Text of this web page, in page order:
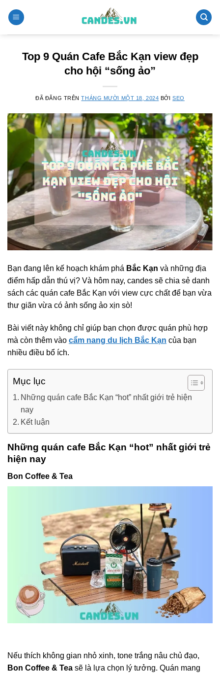
đến
Top 9 Quán Cafe Bắc Kạn view đẹp
cho hội “sống ảo”
ĐÃ ĐĂNG TRÊNTHÁNG MƯỜI MỘT 18, 2024 BỞISEO
Bạn đang lên kế hoạch khám phá Bắc Kạn và những địa
điểm hấp dẫn thú vị? Và hôm nay, candes sẽ chia sẻ danh
sách các quán cafe Bắc Kạn với view cực chất để bạn vừa
thư giãn vừa có ảnh sống ảo xịn sò!
Bài viết này không chỉ giúp bạn chọn được quán phù hợp
mà còn thêm vào cẩm nang du lịch Bắc Kạn của bạn
nhiều điều bổ ích.
Mục lục
Những quán cafe Bắc Kạn “hot” nhất giới trẻ hiện
nay
Kết luận
Những quán cafe Bắc Kạn “hot” nhất giới trẻ
hiện nay
Bon Coffee & Tea
Nếu thích không gian nhỏ xinh, tone trắng nâu chủ đạo,
Bon Coffee & Tea sẽ là lựa chọn lý tưởng. Quán mang